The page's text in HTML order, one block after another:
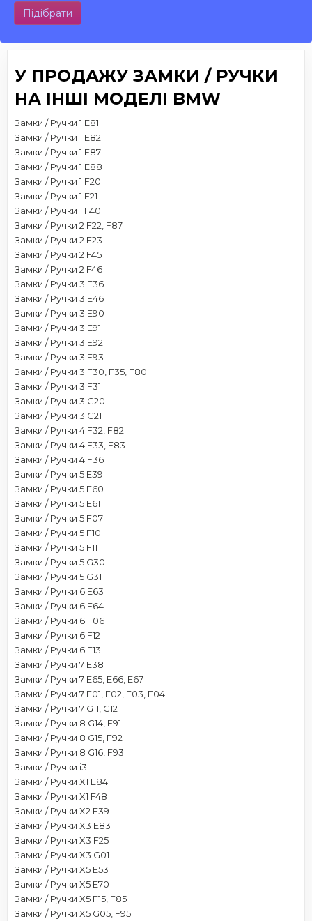
Підібрати
У ПРОДАЖУ ЗАМКИ / РУЧКИ
НА ІНШІ МОДЕЛІ BMW
Замки / Ручки 1 E81
Замки / Ручки 1 E82
Замки / Ручки 1 E87
Замки / Ручки 1 E88
Замки / Ручки 1 F20
Замки / Ручки 1 F21
Замки / Ручки 1 F40
Замки / Ручки 2 F22, F87
Замки / Ручки 2 F23
Замки / Ручки 2 F45
Замки / Ручки 2 F46
Замки / Ручки 3 E36
Замки / Ручки 3 E46
Замки / Ручки 3 E90
Замки / Ручки 3 E91
Замки / Ручки 3 E92
Замки / Ручки 3 E93
Замки / Ручки 3 F30, F35, F80
Замки / Ручки 3 F31
Замки / Ручки 3 G20
Замки / Ручки 3 G21
Замки / Ручки 4 F32, F82
Замки / Ручки 4 F33, F83
Замки / Ручки 4 F36
Замки / Ручки 5 E39
Замки / Ручки 5 E60
Замки / Ручки 5 E61
Замки / Ручки 5 F07
Замки / Ручки 5 F10
Замки / Ручки 5 F11
Замки / Ручки 5 G30
Замки / Ручки 5 G31
Замки / Ручки 6 E63
Замки / Ручки 6 E64
Замки / Ручки 6 F06
Замки / Ручки 6 F12
Замки / Ручки 6 F13
Замки / Ручки 7 E38
Замки / Ручки 7 E65, E66, E67
Замки / Ручки 7 F01, F02, F03, F04
Замки / Ручки 7 G11, G12
Замки / Ручки 8 G14, F91
Замки / Ручки 8 G15, F92
Замки / Ручки 8 G16, F93
Замки / Ручки i3
Замки / Ручки X1 E84
Замки / Ручки X1 F48
Замки / Ручки X2 F39
Замки / Ручки X3 E83
Замки / Ручки X3 F25
Замки / Ручки X3 G01
Замки / Ручки X5 E53
Замки / Ручки X5 E70
Замки / Ручки X5 F15, F85
Замки / Ручки X5 G05, F95